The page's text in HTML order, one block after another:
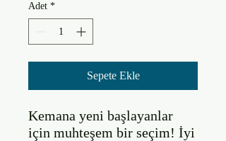
Adet *
Sepete Ekle
Kemana yeni başlayanlar
için muhteşem bir seçim! İyi